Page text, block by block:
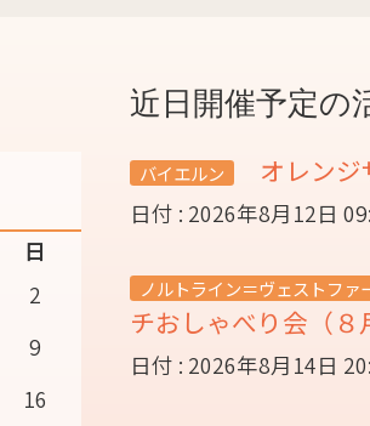
日
2
9
16
近日開催予定の
バイエルン オレンジ
日付 : 2026年8月12日
ノルトライン＝ヴェストファ
チおしゃべり会（８
日付 : 2026年8月14日